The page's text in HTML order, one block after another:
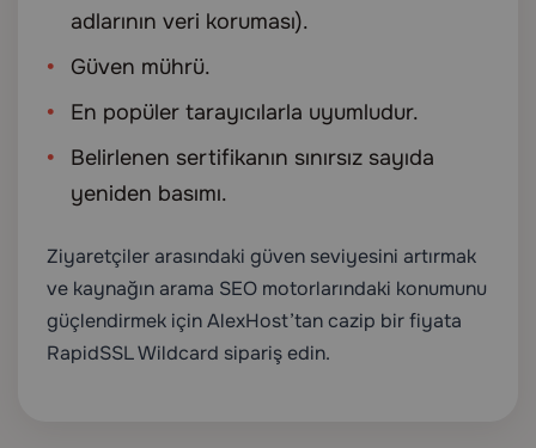
adlarının veri koruması).
Güven mührü.
En popüler tarayıcılarla uyumludur.
Belirlenen sertifikanın sınırsız sayıda
yeniden basımı.
Ziyaretçiler arasındaki güven seviyesini artırmak
ve kaynağın arama SEO motorlarındaki konumunu
güçlendirmek için AlexHost’tan cazip bir fiyata
RapidSSL Wildcard sipariş edin.